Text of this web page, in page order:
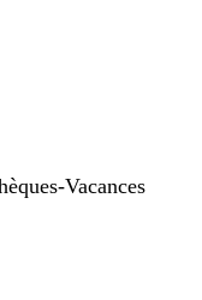
Vacances